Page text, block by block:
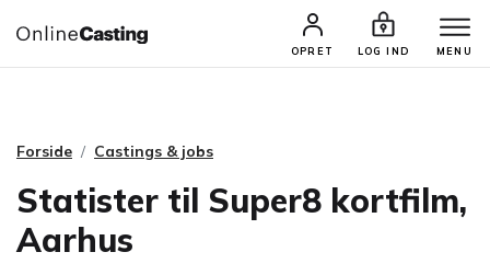
OPRET LOG IND MENU
CASTINGS & JOBS SØG PROFIL
Forside Castings & jobs
Statister til Super8 kortfilm,
Aarhus